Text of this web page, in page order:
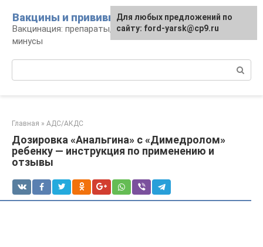
контенту
Вакцины и прививки
Вакцинация: препараты, график, плюсы и
минусы
Главная » АДС/АКДС
Дозировка «Анальгина» с «Димедролом»
ребенку — инструкция по применению и
отзывы
Для любых предложений по
сайту: ford-yarsk@cp9.ru